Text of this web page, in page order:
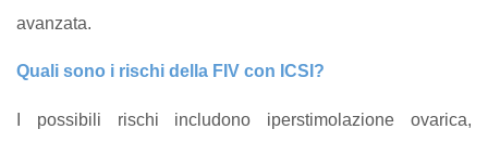
avanzata.
Quali sono i rischi della FIV con ICSI?
I possibili rischi includono iperstimolazione ovarica,